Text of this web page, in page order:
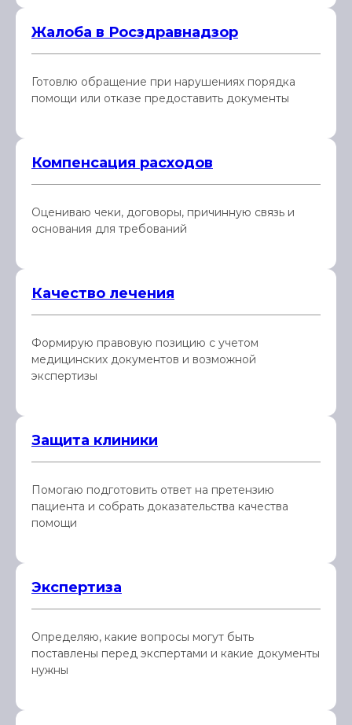
Жалоба в Росздравнадзор
Готовлю обращение при нарушениях порядка
помощи или отказе предоставить документы
Компенсация расходов
Оцениваю чеки, договоры, причинную связь и
основания для требований
Качество лечения
Формирую правовую позицию с учетом
медицинских документов и возможной
экспертизы
Защита клиники
Помогаю подготовить ответ на претензию
пациента и собрать доказательства качества
помощи
Экспертиза
Определяю, какие вопросы могут быть
поставлены перед экспертами и какие документы
нужны